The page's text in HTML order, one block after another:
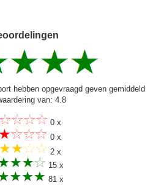
hebben opgevraagd geven gemiddeld
van: 4.8
0 x
0 x
2 x
15 x
81 x